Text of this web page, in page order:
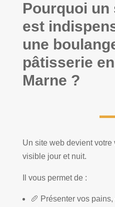
Pourquoi
est
une
pâtisserie
Marne ?
Un site web devient votre
visible jour et nuit.
Il vous permet de :
🥖 Présenter vos